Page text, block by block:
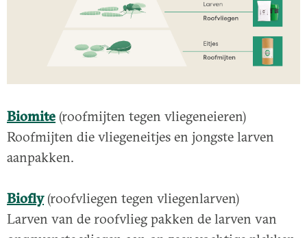
Biomite (roofmijten tegen vliegeneieren)
Roofmijten die vliegeneitjes en jongste larven
aanpakken.
Biofly(roofvliegen tegen vliegenlarven)
Larven van de roofvlieg pakken de larven van